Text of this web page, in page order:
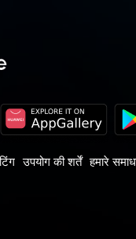
उपयोग की शर्तें हमारे